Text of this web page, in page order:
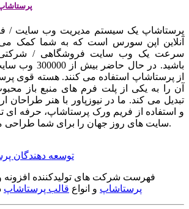
پرستاشاپ یک سیستم مدیریت وب سایت /
آنلاین اپن سورس است که به شما کمک می
سرعت یک وب سایت فروشگاهی / شرکتی
باشید. در حال حاضر
از پرستاشاپ استفاده می کنند. هسته قوی
آن را به یکی از پلت فرم های منبع باز
تبدیل می کند. ما در نیوزپاور با هنر طراحان
و استفاده از فریم ورک پرستاشاپ، حرفه ای
سایت های روز جهان را برای شما طراحی می کنیم.
توسعه دهندگان
فهرست شرکت های تولیدکننده افزونه
پرستاشاپ و انواع قالب پرستاشاپ